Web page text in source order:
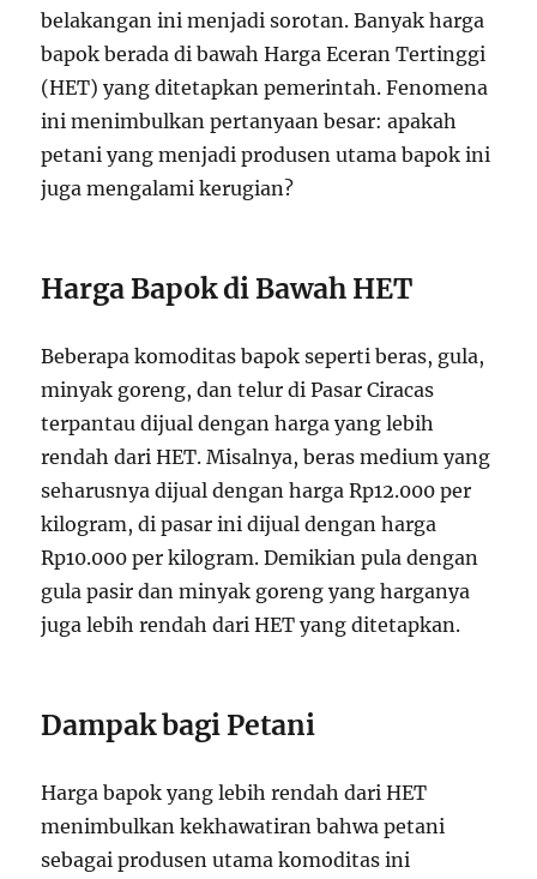
belakangan ini menjadi sorotan. Banyak harga
bapok berada di bawah Harga Eceran Tertinggi
(HET) yang ditetapkan pemerintah. Fenomena
ini menimbulkan pertanyaan besar: apakah
petani yang menjadi produsen utama bapok ini
juga mengalami kerugian?
Harga Bapok di Bawah HET
Beberapa komoditas bapok seperti beras, gula,
minyak goreng, dan telur di Pasar Ciracas
terpantau dijual dengan harga yang lebih
rendah dari HET. Misalnya, beras medium yang
seharusnya dijual dengan harga Rp12.000 per
kilogram, di pasar ini dijual dengan harga
Rp10.000 per kilogram. Demikian pula dengan
gula pasir dan minyak goreng yang harganya
juga lebih rendah dari HET yang ditetapkan.
Dampak bagi Petani
Harga bapok yang lebih rendah dari HET
menimbulkan kekhawatiran bahwa petani
sebagai produsen utama komoditas ini